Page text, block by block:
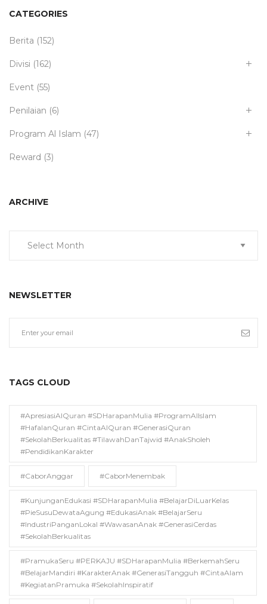
CATEGORIES
Berita (152)
Divisi (162)
Event (55)
Penilaian (6)
Program Al Islam (47)
Reward (3)
ARCHIVE
NEWSLETTER
TAGS CLOUD
#ApresiasiAlQuran #SDHarapanMulia #ProgramAlIslam
#HafalanQuran #CintaAlQuran #GenerasiQuran
#SekolahBerkualitas #TilawahDanTajwid #AnakSholeh
#PendidikanKarakter
#CaborAnggar #CaborMenembak
#KunjunganEdukasi #SDHarapanMulia #BelajarDiLuarKelas
#PieSusuDewataAgung #EdukasiAnak #BelajarSeru
#IndustriPanganLokal #WawasanAnak #GenerasiCerdas
#SekolahBerkualitas
#PramukaSeru #PERKAJU #SDHarapanMulia #BerkemahSeru
#BelajarMandiri #KarakterAnak #GenerasiTangguh #CintaAlam
#KegiatanPramuka #SekolahInspiratif